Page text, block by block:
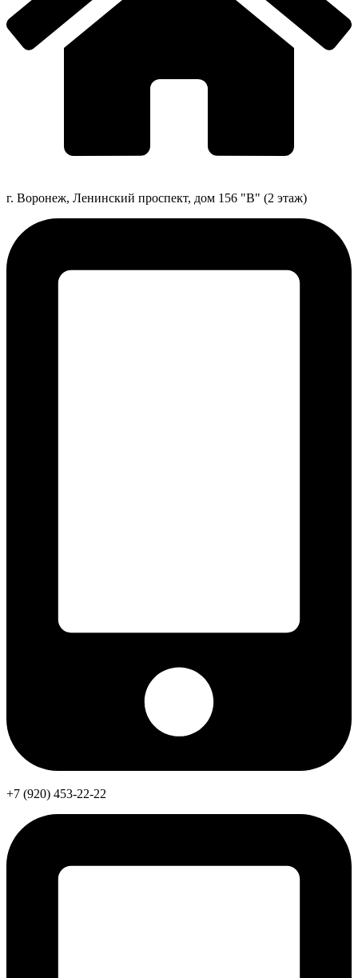
г. Воронеж, Ленинский проспект, дом 156 "В" (2 этаж)
+7 (920) 453-22-22